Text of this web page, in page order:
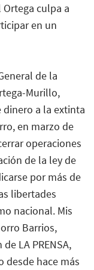
culpa a
en un
de la
Murillo,
a la extinta
en marzo de
operaciones
de la ley de
por más de
libertades
nacional. Mis
Barrios,
LA PRENSA,
desde hace más